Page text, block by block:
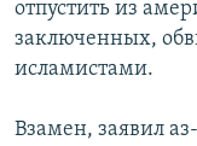
отпустить из
заключенных,
исламистами.
Взамен, заявил